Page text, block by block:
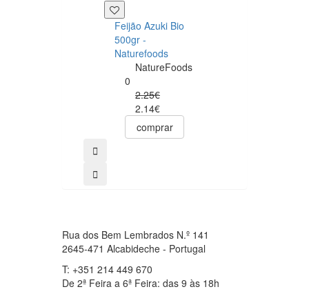
Feijão Azuki Bio
500gr -
Naturefoods
NatureFoods
0
2.25€
2.14€
comprar
Rua dos Bem Lembrados N.º 141
2645-471 Alcabideche - Portugal
T: +351 214 449 670
De 2ª Feira a 6ª Feira: das 9 às 18h